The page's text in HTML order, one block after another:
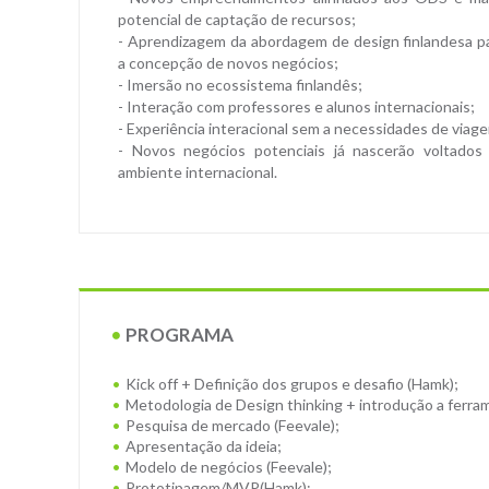
potencial de captação de recursos;
- Aprendizagem da abordagem de design finlandesa
a concepção de novos negócios;
- Imersão no ecossistema finlandês;
- Interação com professores e alunos internacionais;
- Experiência interacional sem a necessidades de
- Novos negócios potenciais já nascerão voltados
ambiente internacional.
PROGRAMA
Kick off + Definição dos grupos e desafio (Hamk);
Metodologia de Design thinking + introdução a
Pesquisa de mercado (Feevale);
Apresentação da ideia;
Modelo de negócios (Feevale);